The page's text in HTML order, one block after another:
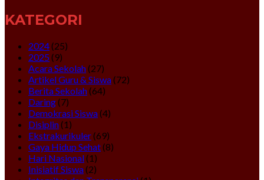
KATEGORI
2024(25)
2025(9)
Acara Sekolah(27)
Artikel Guru & Siswa(72)
Berita Sekolah(64)
Daring(7)
Demokrasi Siswa(4)
Disiplin(1)
Ekstrakurikuler(69)
Gaya Hidup Sehat(8)
Hari Nasional(1)
Inisiatif Siswa(2)